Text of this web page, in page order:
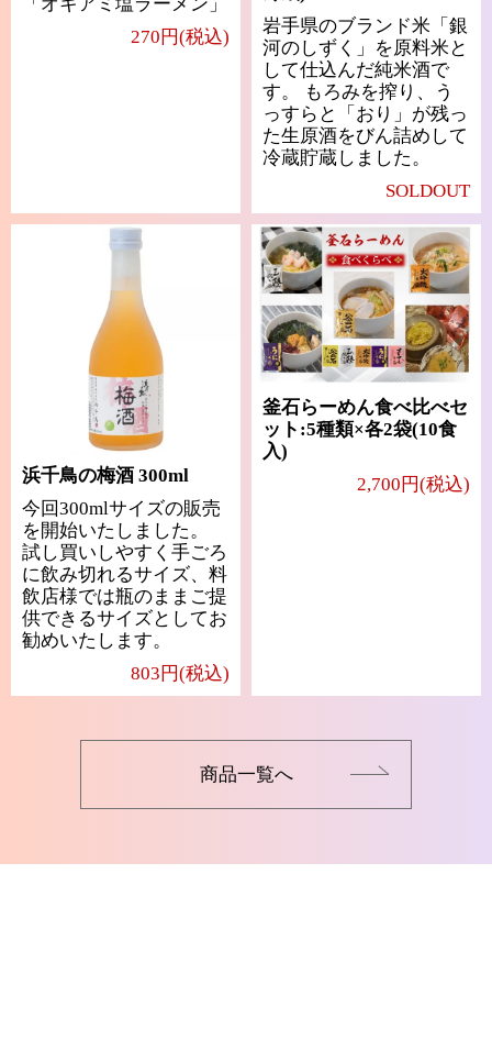
270円(税込)
岩手県のブランド米「銀
河のしずく」を原料米と
して仕込んだ純米酒で
す。 もろみを搾り、う
っすらと「おり」が残っ
た生原酒をびん詰めして
冷蔵貯蔵しました。
SOLDOUT
浜千鳥の梅酒 300ml
今回300mlサイズの販売
を開始いたしました。
試し買いしやすく手ごろ
に飲み切れるサイズ、料
飲店様では瓶のままご提
供できるサイズとしてお
勧めいたします。
803円(税込)
釜石らーめん食べ比べセ
ット:5種類×各2袋(10食
入)
2,700円(税込)
商品一覧へ